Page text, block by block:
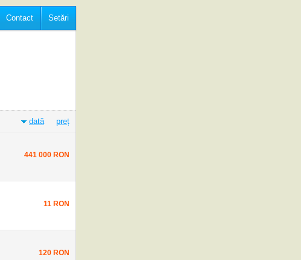
Contact Setări
dată preț
441 000 RON
11 RON
120 RON